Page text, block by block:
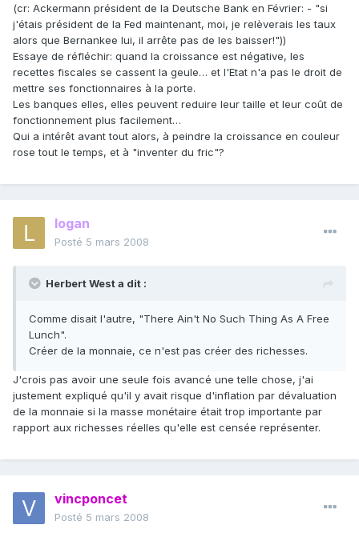
(cr: Ackermann président de la Deutsche Bank en Février: - "si
j'étais président de la Fed maintenant, moi, je relèverais les taux
alors que Bernankee lui, il arrête pas de les baisser!"))
Essaye de réfléchir: quand la croissance est négative, les
recettes fiscales se cassent la geule… et l'Etat n'a pas le droit de
mettre ses fonctionnaires à la porte.
Les banques elles, elles peuvent reduire leur taille et leur coût de
fonctionnement plus facilement…
Qui a intérêt avant tout alors, à peindre la croissance en couleur
rose tout le temps, et à "inventer du fric"?
logan
Posté 5 mars 2008
Herbert West a dit :
Comme disait l'autre, "There Ain't No Such Thing As A Free
Lunch".
Créer de la monnaie, ce n'est pas créer des richesses.
J'crois pas avoir une seule fois avancé une telle chose, j'ai
justement expliqué qu'il y avait risque d'inflation par dévaluation
de la monnaie si la masse monétaire était trop importante par
rapport aux richesses réelles qu'elle est censée représenter.
vincponcet
Posté 5 mars 2008